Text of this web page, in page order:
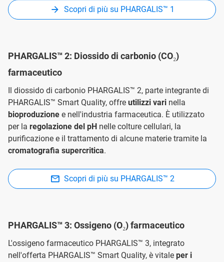
Scopri di più su PHARGALIS™ 1
PHARGALIS™ 2: Diossido di carbonio (CO₂)
farmaceutico
Il diossido di carbonio PHARGALIS™ 2, parte integrante di
PHARGALIS™ Smart Quality, offre utilizzi vari nella
bioproduzione e nell'industria farmaceutica. È utilizzato
per la regolazione del pH nelle colture cellulari, la
purificazione e il trattamento di alcune materie tramite la
cromatografia supercritica.
Scopri di più su PHARGALIS™ 2
PHARGALIS™ 3: Ossigeno (O₂) farmaceutico
L'ossigeno farmaceutico PHARGALIS™ 3, integrato
nell'offerta PHARGALIS™ Smart Quality, è vitale per i